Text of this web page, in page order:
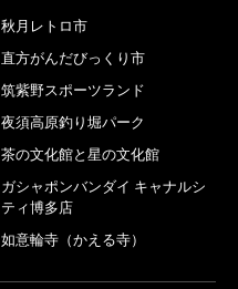
秋月レトロ市
直方がんだびっくり市
筑紫野スポーツランド
夜須高原釣り堀パーク
茶の文化館と星の文化館
ガシャポンバンダイ キャナルシ
ティ博多店
如意輪寺（かえる寺）